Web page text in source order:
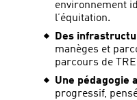
environnement
l’équitation.
Des
manèges et
parcours de
Une pédagogie
progressif,